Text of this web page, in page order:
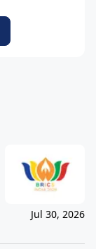
Jul 30, 2026